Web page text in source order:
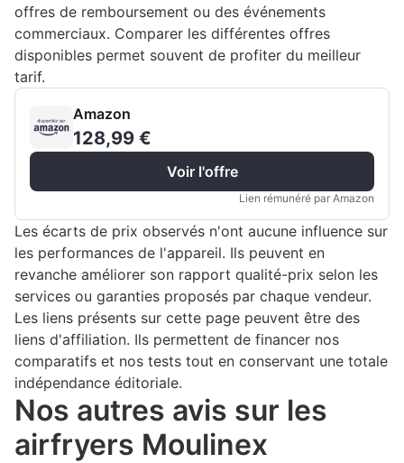
offres de remboursement ou des événements
commerciaux. Comparer les différentes offres
disponibles permet souvent de profiter du meilleur
tarif.
Amazon
128,99 €
Voir l'offre
Lien rémunéré par Amazon
Les écarts de prix observés n'ont aucune influence sur
les performances de l'appareil. Ils peuvent en
revanche améliorer son rapport qualité-prix selon les
services ou garanties proposés par chaque vendeur.
Les liens présents sur cette page peuvent être des
liens d'affiliation. Ils permettent de financer nos
comparatifs et nos tests tout en conservant une totale
indépendance éditoriale.
Nos autres avis sur les
airfryers Moulinex